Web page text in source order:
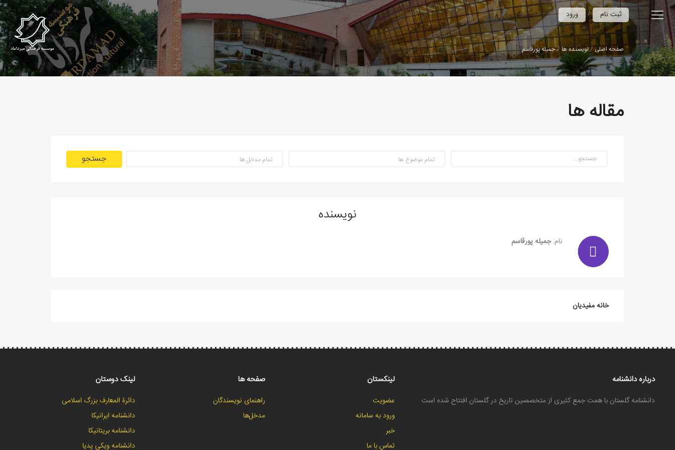
ورود / ثبت نام
صفحه اصلی نویسنده ها جمیله پورقاسم
مقاله ها
جستجو
نویسنده
نام:جمیله پورقاسم
خانه مفیدیان
درباره دانشنامه
دانشنامه گلستان با همت جمع کثیری از متخصصین تاریخ در گلستان افتتاح شده است
لینکستان
عضویت
ورود به سامانه
خبر
تماس با ما
صفحه ها
راهنمای نویسندگان
مدخل‌ها
لینک دوستان
دائرة المعارف بزرگ اسلامی
دانشنامه ایرانیکا
دانشنامه بریتانیکا
دانشنامه ویکی پدیا